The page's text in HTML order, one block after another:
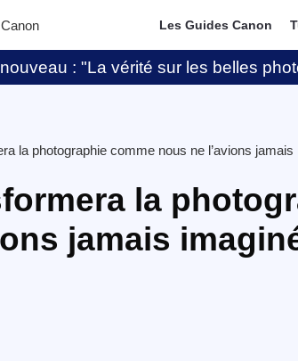
Les Guides Canon
nouveau : "La vérité sur les belles
la photographie comme nous ne l’avions jamais
la
jamais